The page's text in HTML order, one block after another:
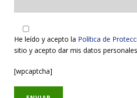
He leído y acepto la Política de
sitio y acepto dar mis datos personales
[wpcaptcha]